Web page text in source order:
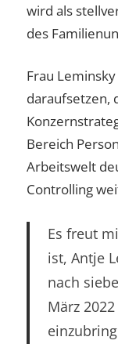
wird als
des
Frau
daraufsetzen,
Bereich
Arbeitswelt
Controlling
Es freut
ist, Antje
nach
März